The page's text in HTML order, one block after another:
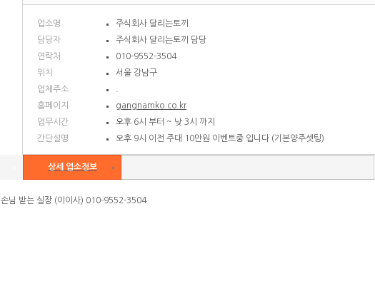
업소명
주식회사 달리는토끼
담당자
주식회사 달리는토끼 담당
연락처
010-9552-3504
위치
서울 강남구
업체주소
홈페이지
gangnamko.co.kr
업무시간
오후 6시 부터 ~ 낮 3시 까지
간단설명
오후 9시 이전 주대 10만원 이벤트중 입니다 (기본양주셋팅)
상세 업소정보
손님 받는 실장 (이이사) 010-9552-3504